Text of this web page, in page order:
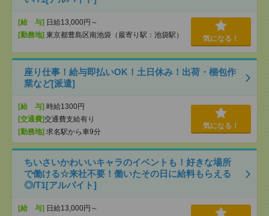
[給 与] 日給13,000円～
[勤務地] 東京都豊島区南池袋（最寄り駅：池袋駅） 気になる！
座り仕事！給与即払いOK！土日休み！出荷・梱包作
業など[派遣]
[給 与] 時給1300円
[交通費]交通費支給有り
[勤務地] 求名駅から車9分
気になる！
ちいさいかわいいキャラのイベントも！好きな場所
で働ける☆来社不要！働いたその日に給料もらえる
◎/T1[アルバイト]
[給 与] 日給13,000円～